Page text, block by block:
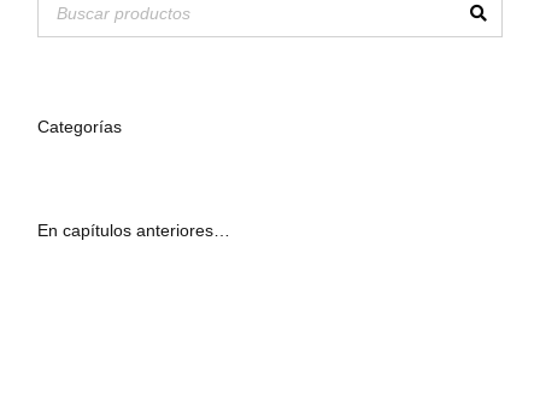
Categorías
En capítulos anteriores…